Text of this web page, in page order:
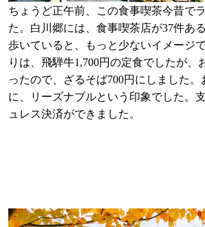
ちょうど正午前、この食事喫茶今昔で
た。白川郷には、食事喫茶店が37件あ
歩いていると、もっと少ないイメージ
りは、飛騨牛1,700円の定食でしたが、
ったので、ざるそば700円にしました。
に、リーズナブルという印象でした。
ュレス決済ができました。